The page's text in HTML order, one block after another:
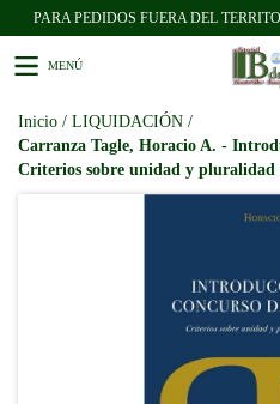
PARA PEDIDOS FUERA DEL
MENÚ
Inicio / LIQUIDACIÓN /
Carranza Tagle, Horacio A. -
Criterios sobre unidad y pluralidad